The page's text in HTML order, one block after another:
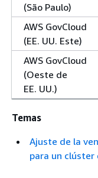
(São Paulo)
AWS GovCloud
(EE. UU. Este)
AWS GovCloud
(Oeste de
EE. UU.)
Temas
Ajuste de la
para un clúster